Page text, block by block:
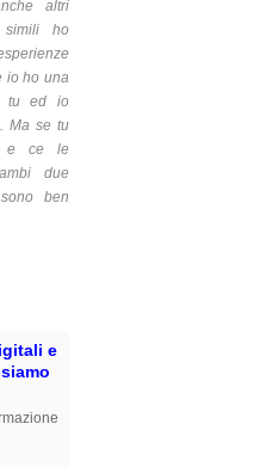
altri
simili ho
io ho una
tu ed io
Ma se tu
e ce le
due
ben
e